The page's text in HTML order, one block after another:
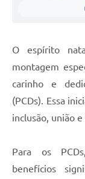
O espírito
montagem
carinho e
(PCDs). Essa
inclusão, união
Para os
benefícios